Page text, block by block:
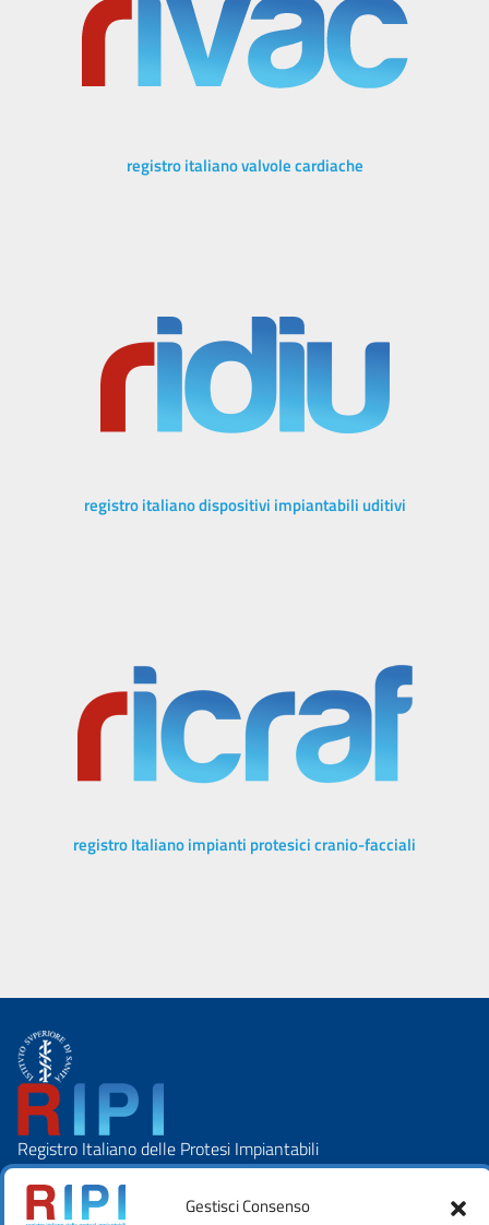
Gestisci Consenso
registro italiano valvole cardiache
registro italiano dispositivi impiantabili uditivi
registro Italiano impianti protesici cranio-facciali
Registro Italiano delle Protesi Impiantabili
I NOSTRI CONTATTI
Istituto Superiore di Sanità